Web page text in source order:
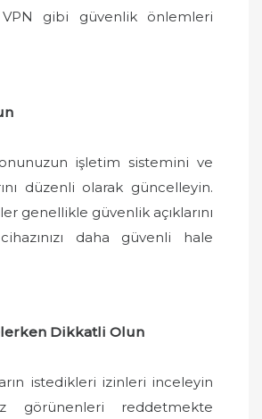
VPN gibi güvenlik önlemleri
işletim sistemini ve
düzenli olarak güncelleyin.
genellikle güvenlik açıklarını
daha güvenli hale
Dikkatli Olun
istedikleri izinleri inceleyin
görünenleri reddetmekte